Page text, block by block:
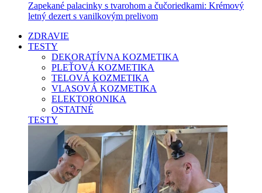
Zapekané palacinky s tvarohom a čučoriedkami: Krémový
letný dezert s vanilkovým prelivom
ZDRAVIE
TESTY
DEKORATÍVNA KOZMETIKA
PLEŤOVÁ KOZMETIKA
TELOVÁ KOZMETIKA
VLASOVÁ KOZMETIKA
ELEKTORONIKA
OSTATNÉ
TESTY